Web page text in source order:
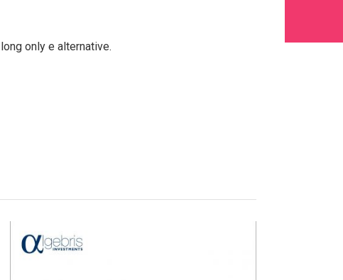
only e alternative.